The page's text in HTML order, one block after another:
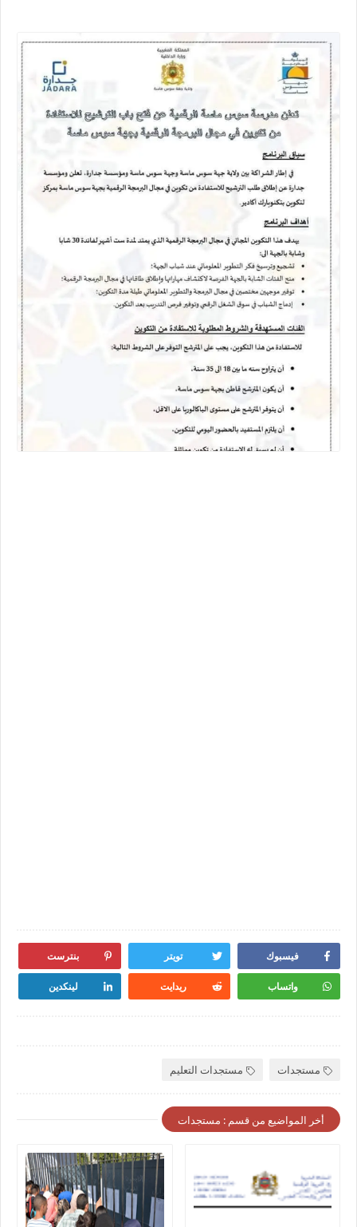
فيسبوك تويتر بنترست
واتساب ريدايت لينكدين
مستجدات مستجدات التعليم
أخر المواضيع من قسم : مستجدات